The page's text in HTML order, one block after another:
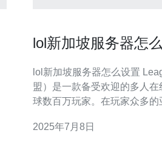
lol新加坡服务器怎
lol新加坡服务器怎么设置 League of Legends（英雄联
盟）是一款备受欢迎的多人
球数百万玩家。在玩家众多
更好的游戏体验，降低延迟问
2025年7月8日